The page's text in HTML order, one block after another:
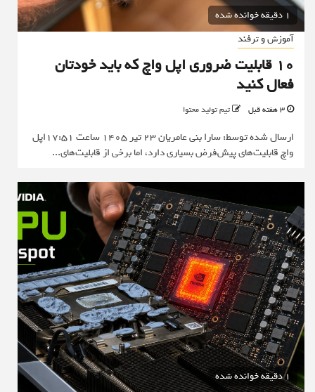
1 دقیقه خوانده شده
آموزش و ترفند
۱۰ قابلیت ضروری اپل واچ که باید خودتان
فعال کنید
تیم تولید محتوا
ارسال شده توسط: سارا بنی عامریان 23 تیر 1405 ساعت 17:51اپل
واچ قابلیت‌های پیش‌فرض بسیاری دارد، اما برخی از قابلیت‌های...
1 دقیقه خوانده شده